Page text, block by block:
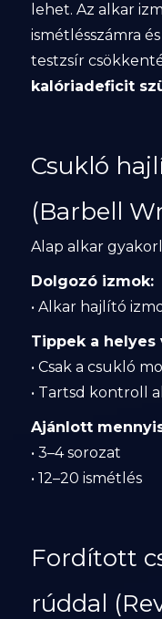
lehet. Az alkar
ismétlésszámra
testzsír
kalóriadeficit
Csukló
(Barbell
Alap alkar
Dolgozó izmok:
• Alkar hajlító
Tippek a helyes
• Csak a csukló
• Tartsd kontroll
Ajánlott
• 3–4 sorozat
• 12–20 ismétlés
Fordított
rúddal